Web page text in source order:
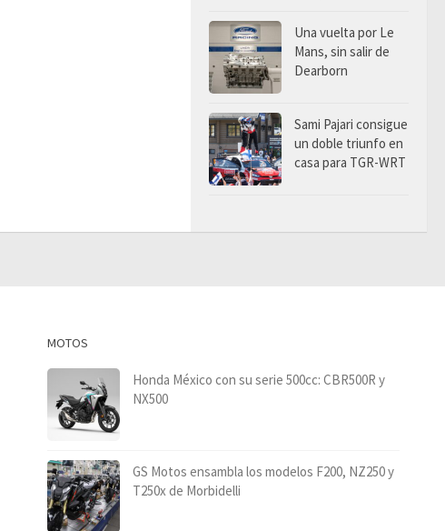
Una vuelta por Le
Mans, sin salir de
Dearborn
Sami Pajari consigue
un doble triunfo en
casa para TGR-WRT
MOTOS
Honda México con su serie 500cc: CBR500R y
NX500
GS Motos ensambla los modelos F200, NZ250 y
T250x de Morbidelli